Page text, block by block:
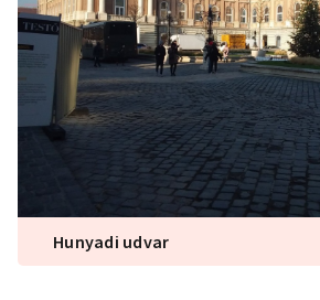
Hunyadi udvar